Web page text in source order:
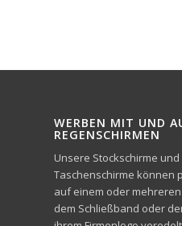
WERBEN MIT UND
REGENSCHIRMEN
Unsere Stockschirme und
Taschenschirme können
auf einem oder
dem Schließband oder